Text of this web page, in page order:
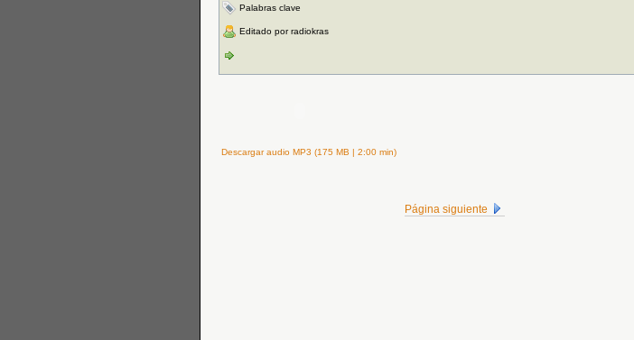
Palabras clave
Editado por radiokras
Descargar audio MP3 (175 MB | 2:00 min)
Página siguiente